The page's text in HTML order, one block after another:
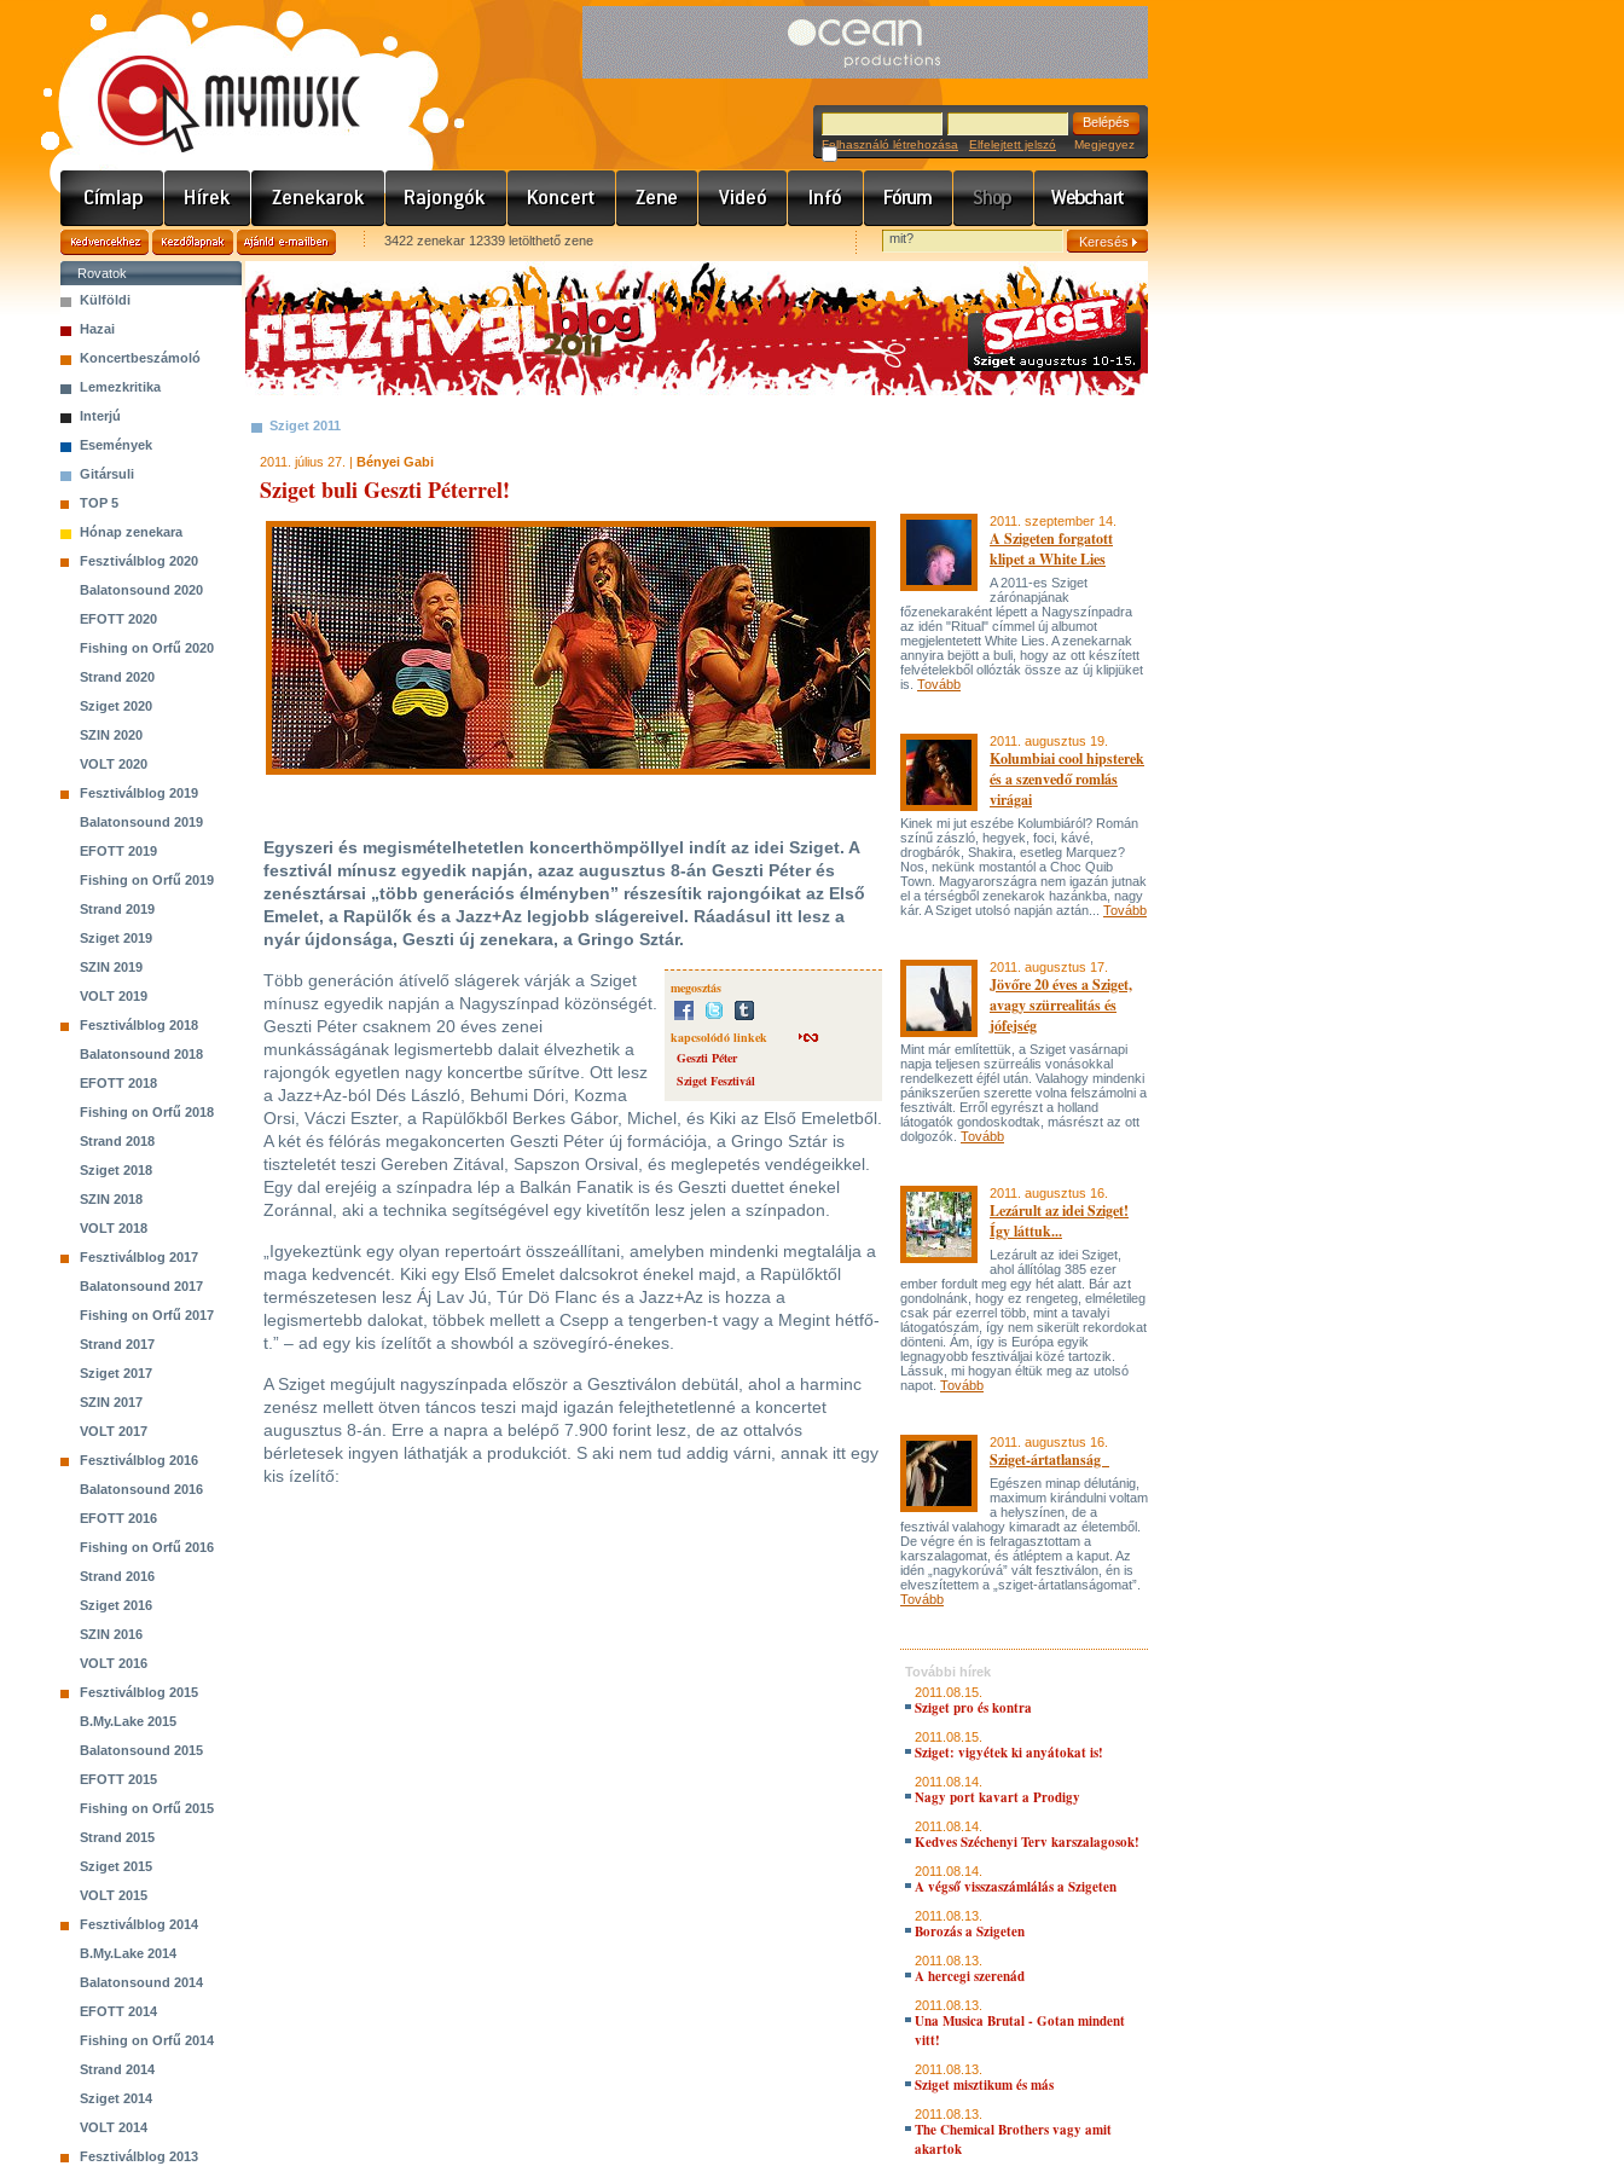
Felhasználó létrehozása Elfelejtett jelszó Megjegyez
3422 zenekar 12339 letölthető zene
Rovatok
Külföldi
Hazai
Koncertbeszámoló
Lemezkritika
Interjú
Események
Gitársuli
TOP 5
Hónap zenekara
Fesztiválblog 2020
Balatonsound 2020
EFOTT 2020
Fishing on Orfű 2020
Strand 2020
Sziget 2020
SZIN 2020
VOLT 2020
Fesztiválblog 2019
Balatonsound 2019
EFOTT 2019
Fishing on Orfű 2019
Strand 2019
Sziget 2019
SZIN 2019
VOLT 2019
Fesztiválblog 2018
Balatonsound 2018
EFOTT 2018
Fishing on Orfű 2018
Strand 2018
Sziget 2018
SZIN 2018
VOLT 2018
Fesztiválblog 2017
Balatonsound 2017
Fishing on Orfű 2017
Strand 2017
Sziget 2017
SZIN 2017
VOLT 2017
Fesztiválblog 2016
Balatonsound 2016
EFOTT 2016
Fishing on Orfű 2016
Strand 2016
Sziget 2016
SZIN 2016
VOLT 2016
Fesztiválblog 2015
B.My.Lake 2015
Balatonsound 2015
EFOTT 2015
Fishing on Orfű 2015
Strand 2015
Sziget 2015
VOLT 2015
Fesztiválblog 2014
B.My.Lake 2014
Balatonsound 2014
EFOTT 2014
Fishing on Orfű 2014
Strand 2014
Sziget 2014
VOLT 2014
Fesztiválblog 2013
Sziget 2011
2011. július 27. | Bényei Gabi
Sziget buli Geszti Péterrel!
Egyszeri és megismételhetetlen koncerthömpöllyel indít az idei Sziget. A
fesztivál mínusz egyedik napján, azaz augusztus 8-án Geszti Péter és
zenésztársai „több generációs élményben” részesítik rajongóikat az Első
Emelet, a Rapülők és a Jazz+Az legjobb slágereivel. Ráadásul itt lesz a
nyár újdonsága, Geszti új zenekara, a Gringo Sztár.
megosztás
kapcsolódó linkek
Geszti Péter
Sziget Fesztivál
Több generáción átívelő slágerek várják a Sziget
mínusz egyedik napján a Nagyszínpad közönségét.
Geszti Péter csaknem 20 éves zenei
munkásságának legismertebb dalait élvezhetik a
rajongók egyetlen nagy koncertbe sűrítve. Ott lesz
a Jazz+Az-ból Dés László, Behumi Dóri, Kozma
Orsi, Váczi Eszter, a Rapülőkből Berkes Gábor, Michel, és Kiki az Első Emeletből.
A két és félórás megakoncerten Geszti Péter új formációja, a Gringo Sztár is
tiszteletét teszi Gereben Zitával, Sapszon Orsival, és meglepetés vendégeikkel.
Egy dal erejéig a színpadra lép a Balkán Fanatik is és Geszti duettet énekel
Zoránnal, aki a technika segítségével egy kivetítőn lesz jelen a színpadon.
„Igyekeztünk egy olyan repertoárt összeállítani, amelyben mindenki megtalálja a
maga kedvencét. Kiki egy Első Emelet dalcsokrot énekel majd, a Rapülőktől
természetesen lesz Áj Lav Jú, Túr Dö Flanc és a Jazz+Az is hozza a
legismertebb dalokat, többek mellett a Csepp a tengerben-t vagy a Megint hétfő-
t.” – ad egy kis ízelítőt a showból a szövegíró-énekes.
A Sziget megújult nagyszínpada először a Gesztiválon debütál, ahol a harminc
zenész mellett ötven táncos teszi majd igazán felejthetetlenné a koncertet
augusztus 8-án. Erre a napra a belépő 7.900 forint lesz, de az ottalvós
bérletesek ingyen láthatják a produkciót. S aki nem tud addig várni, annak itt egy
kis ízelítő:
2011. szeptember 14.
A Szigeten forgatott
klipet a White Lies
A 2011-es Sziget
zárónapjának
főzenekaraként lépett a Nagyszínpadra
az idén "Ritual" címmel új albumot
megjelentetett White Lies. A zenekarnak
annyira bejött a buli, hogy az ott készített
felvételekből ollózták össze az új klipjüket
is. Tovább
2011. augusztus 19.
Kolumbiai cool hipsterek
és a szenvedő romlás
virágai
Kinek mi jut eszébe Kolumbiáról? Román
színű zászló, hegyek, foci, kávé,
drogbárók, Shakira, esetleg Marquez?
Nos, nekünk mostantól a Choc Quib
Town. Magyarországra nem igazán jutnak
el a térségből zenekarok hazánkba, nagy
kár. A Sziget utolsó napján aztán... Tovább
2011. augusztus 17.
Jövőre 20 éves a Sziget,
avagy szürrealitás és
jófejség
Mint már említettük, a Sziget vasárnapi
napja teljesen szürreális vonásokkal
rendelkezett éjfél után. Valahogy mindenki
pánikszerűen szerette volna felszámolni a
fesztivált. Erről egyrészt a holland
látogatók gondoskodtak, másrészt az ott
dolgozók. Tovább
2011. augusztus 16.
Lezárult az idei Sziget!
Így láttuk...
Lezárult az idei Sziget,
ahol állítólag 385 ezer
ember fordult meg egy hét alatt. Bár azt
gondolnánk, hogy ez rengeteg, elméletileg
csak pár ezerrel több, mint a tavalyi
látogatószám, így nem sikerült rekordokat
dönteni. Ám, így is Európa egyik
legnagyobb fesztiváljai közé tartozik.
Lássuk, mi hogyan éltük meg az utolsó
napot. Tovább
2011. augusztus 16.
Sziget-ártatlanság
Egészen minap délutánig,
maximum kirándulni voltam
a helyszínen, de a
fesztivál valahogy kimaradt az életemből.
De végre én is felragasztottam a
karszalagomat, és átléptem a kaput. Az
idén „nagykorúvá” vált fesztiválon, én is
elveszítettem a „sziget-ártatlanságomat”.
Tovább
További hírek
2011.08.15.
Sziget pro és kontra
2011.08.15.
Sziget: vigyétek ki anyátokat is!
2011.08.14.
Nagy port kavart a Prodigy
2011.08.14.
Kedves Széchenyi Terv karszalagosok!
2011.08.14.
A végső visszaszámlálás a Szigeten
2011.08.13.
Borozás a Szigeten
2011.08.13.
A hercegi szerenád
2011.08.13.
Una Musica Brutal - Gotan mindent
vitt!
2011.08.13.
Sziget misztikum és más
2011.08.13.
The Chemical Brothers vagy amit
akartok